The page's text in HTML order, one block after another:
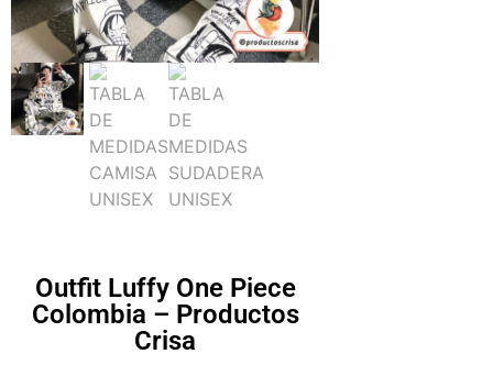
Outfit Luffy One Piece
Colombia – Productos
Crisa